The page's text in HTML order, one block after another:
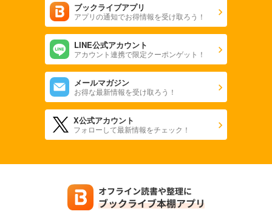
ブックライブアプリ
アプリの通知でお得情報を受け取ろう！
LINE公式アカウント
アカウント連携で限定クーポンゲット！
メールマガジン
お得な最新情報を受け取ろう！
X公式アカウント
フォローして最新情報をチェック！